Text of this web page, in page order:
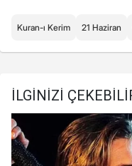
Kuran-ı Kerim 21 Haziran